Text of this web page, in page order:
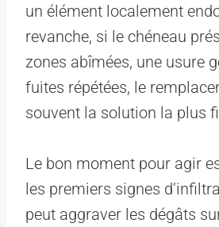
un élément localement
revanche, si le chéneau
zones abîmées, une usure
fuites répétées, le
souvent la solution la plus
Le bon moment pour agir
les premiers signes
peut aggraver les dégâts